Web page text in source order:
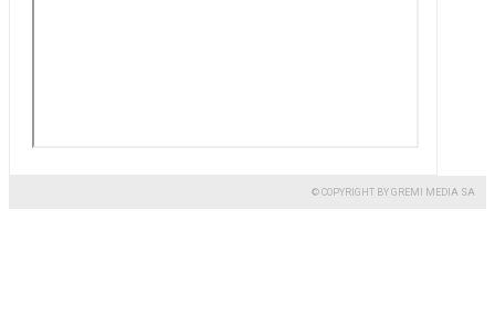
© COPYRIGHT BY GREMI MEDIA SA